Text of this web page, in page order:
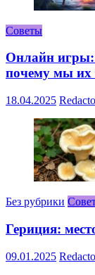
Советы
Онлайн игры:
почему мы
18.04.2025
Без рубрики
Гериция:
09.01.2025